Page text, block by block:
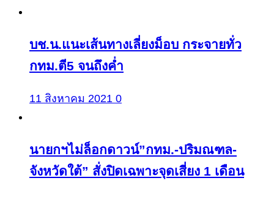
บช.น.แนะเส้นทางเลี่ยงม็อบ กระจายทั่ว
กทม.ตี5 จนถึงค่ำ
11 สิงหาคม 2021 0
นายกฯไม่ล็อกดาวน์”กทม.-ปริมณฑล-
จังหวัดใต้” สั่งปิดเฉพาะจุดเสี่ยง 1 เดือน